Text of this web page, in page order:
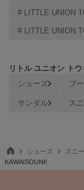
メイドオブオーガニク
ミチュ コケット
MIESROHE
Mila Owen
ミラオーウェン
# LITTLE UNION
# LITTLE UNION
リトル ユニオン ト
シューズ ブ
サンダル
ス
TO
P
シューズ スニ
KAWAISOUNI!